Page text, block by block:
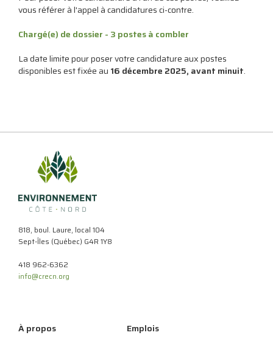
vous référer à l'appel à candidatures ci-contre.
Chargé(e) de dossier - 3 postes à combler
La date limite pour poser votre candidature aux postes
disponibles est fixée au 16 décembre 2025, avant minuit.
818, boul. Laure, local 104
Sept-Îles (Québec) G4R 1Y8
418 962-6362
info@crecn.org
À propos Emplois